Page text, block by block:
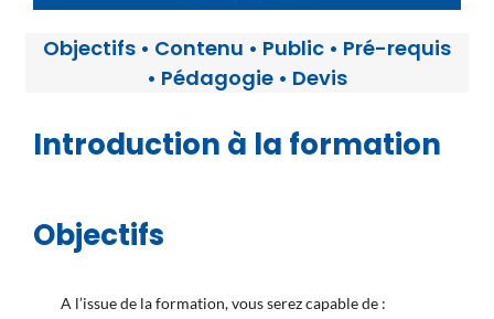
Objectifs • Contenu • Public • Pré-requis
• Pédagogie • Devis
Introduction à la formation
Objectifs
A l’issue de la formation, vous serez capable de :